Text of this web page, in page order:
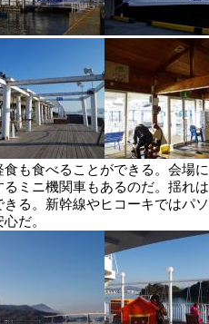
食も食べることができる。会場
るミニ機関車もあるのだ。揺れ
きる。新幹線やヒコーキではパ
だ。